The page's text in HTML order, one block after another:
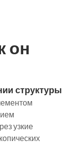
он
структуры
узкие